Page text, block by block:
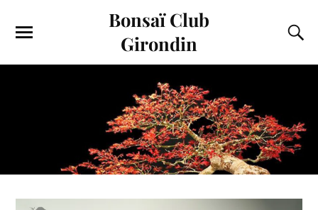
Bonsaï Club
Girondin